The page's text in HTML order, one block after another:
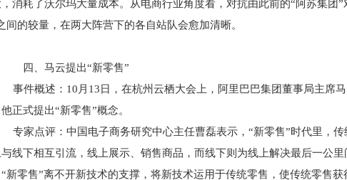
消耗了沃尔玛大量成本。从电商行业角度看，对抗由此前的“阿苏集团
间的较量，在两大阵营下的各自站队会愈加清晰。
四、马云提出“新零售”
事件概述：10月13日，在杭州云栖大会上，阿里巴巴集团董事局主席
正式提出“新零售”概念。
专家点评：中国电子商务研究中心主任曹磊表示，“新零售”时代里，
线下相互引流，线上展示、销售商品，而线下则为线上解决最后一公
新零售”离不开新技术的支撑，将新技术运用于传统零售，使传统零售获